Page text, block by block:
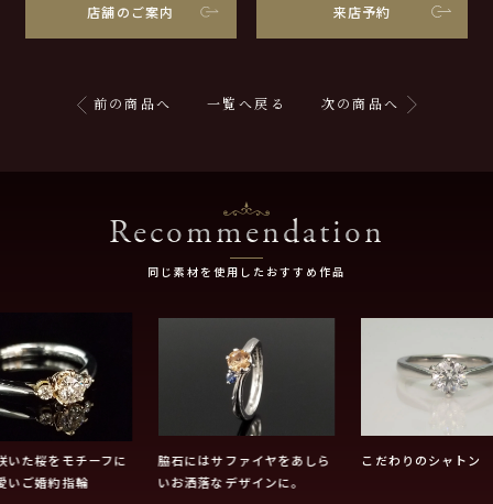
店舗のご案内 来店予約
前の商品へ 一覧へ戻る 次の商品へ
Recommendation
同じ素材を使用したおすすめ作品
いた桜をモチーフに
いご婚約指輪
脇石にはサファイヤをあしら
いお洒落なデザインに。
こだわりのシャトン